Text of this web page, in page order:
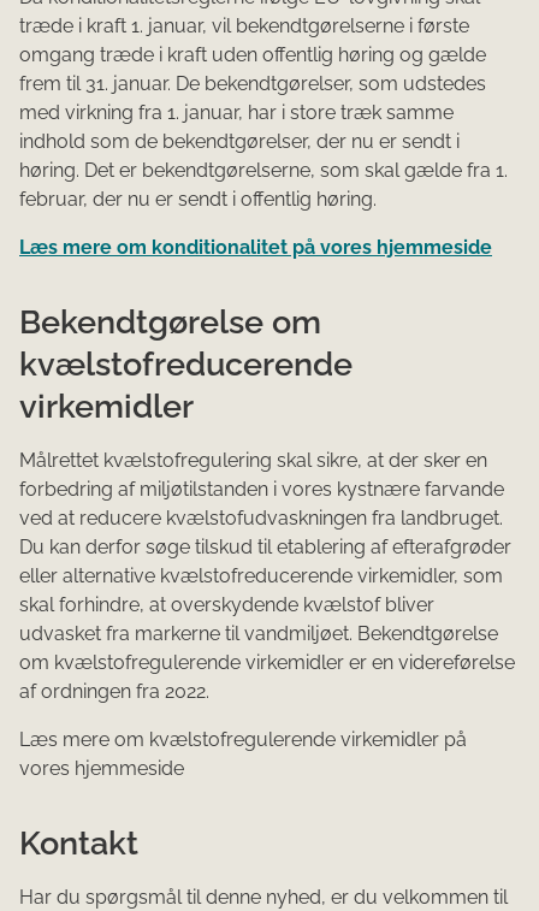
træde i kraft 1. januar, vil bekendtgørelserne i første
omgang træde i kraft uden offentlig høring og gælde
frem til 31. januar. De bekendtgørelser, som udstedes
med virkning fra 1. januar, har i store træk samme
indhold som de bekendtgørelser, der nu er sendt i
høring. Det er bekendtgørelserne, som skal gælde fra 1.
februar, der nu er sendt i offentlig høring.
Læs mere om konditionalitet på vores hjemmeside
Bekendtgørelse om
kvælstofreducerende
virkemidler
Målrettet kvælstofregulering skal sikre, at der sker en
forbedring af miljøtilstanden i vores kystnære farvande
ved at reducere kvælstofudvaskningen fra landbruget.
Du kan derfor søge tilskud til etablering af efterafgrøder
eller alternative kvælstofreducerende virkemidler, som
skal forhindre, at overskydende kvælstof bliver
udvasket fra markerne til vandmiljøet. Bekendtgørelse
om kvælstofregulerende virkemidler er en videreførelse
af ordningen fra 2022.
Læs mere om kvælstofregulerende virkemidler på
vores hjemmeside
Kontakt
Har du spørgsmål til denne nyhed, er du velkommen til